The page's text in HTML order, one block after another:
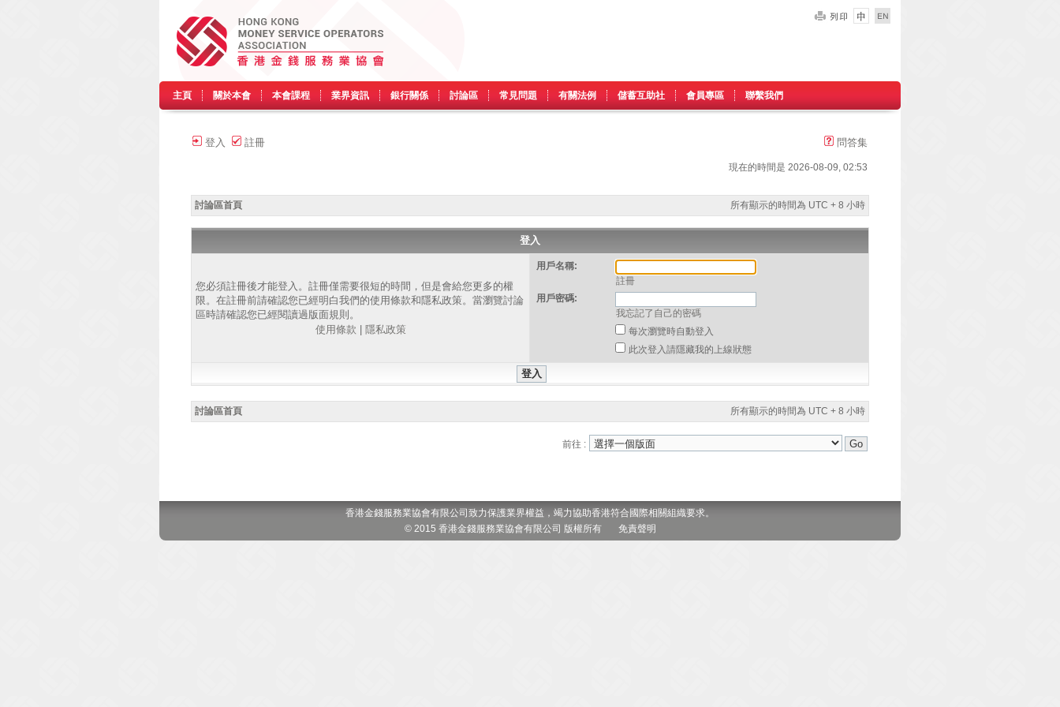
主頁 關於本會 本會課程 業界資訊 銀行關係 討論區 常見問題 有關法例 儲蓄互助社 會員專區 聯繫我們
登入 註冊 問答集
現在的時間是 2026-08-09, 02:53
討論區首頁 所有顯示的時間為 UTC + 8 小時
登入
您必須註冊後才能登入。註冊僅需要很短的時間，但是會給您更多的權
限。在註冊前請確認您已經明白我們的使用條款和隱私政策。當瀏覽討論
區時請確認您已經閱讀過版面規則。
使用條款
隱私政策
用戶名稱:
註冊
用戶密碼:
我忘記了自己的密碼
每次瀏覽時自動登入
此次登入請隱藏我的上線狀態
討論區首頁 所有顯示的時間為 UTC + 8 小時
前往 :
香港金錢服務業協會有限公司致力保護業界權益，竭力協助香港符合國際相關組織要求。
© 2015 香港金錢服務業協會有限公司 版權所有 免責聲明